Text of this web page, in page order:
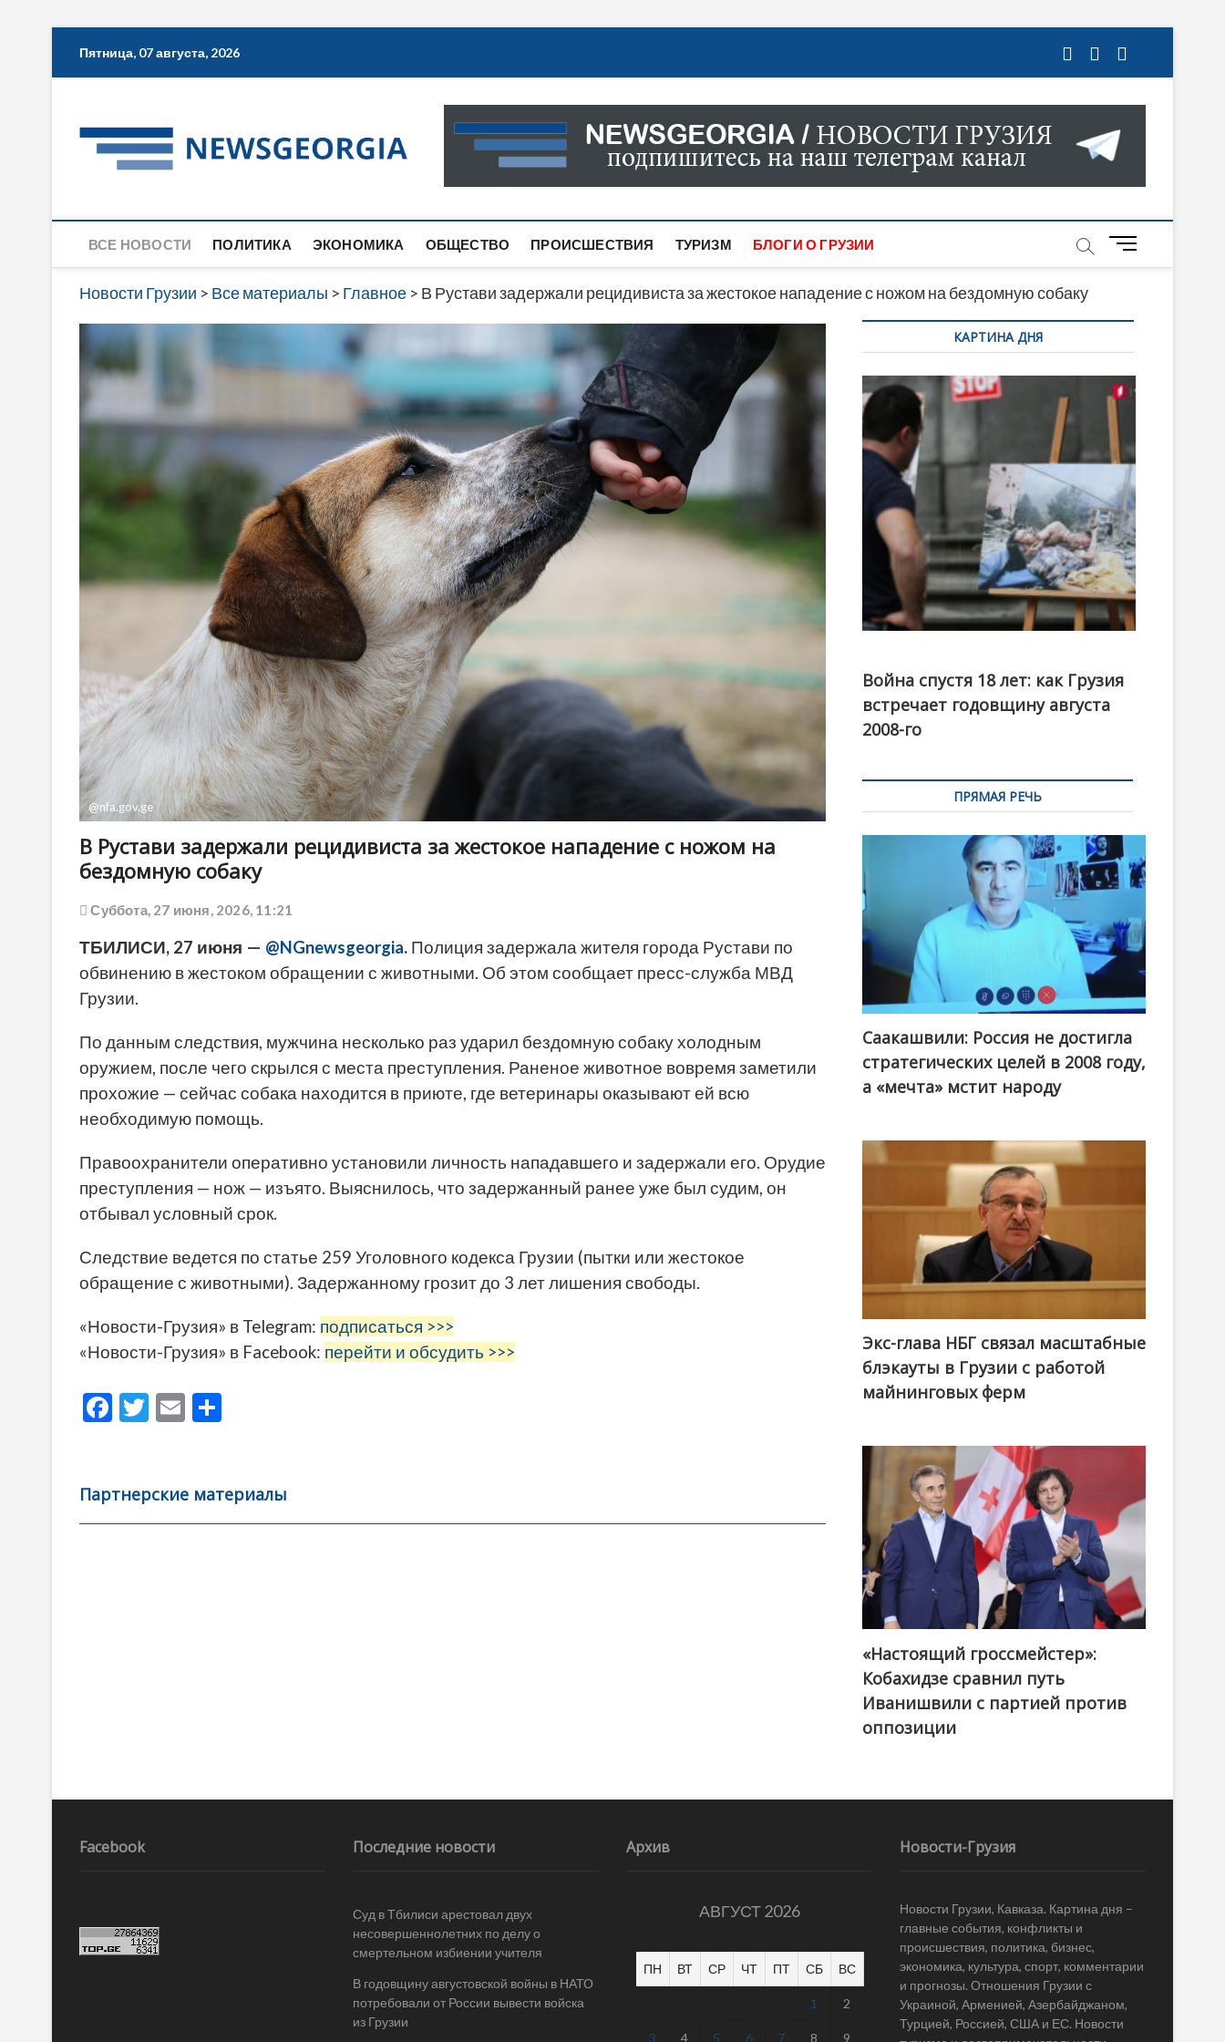
Пятница, 07 августа, 2026
Новости Грузии
САМАЯ АКТУАЛЬНАЯ ИНФОРМАЦИЯ О СОБЫТИЯХ В ГРУЗИИ. НОВОСТИ ГРУЗИИ ОНЛАЙН. НА
САЙТЕ ВЫ НАЙДЕТЕ НОВОСТИ ПОЛИТИКИ, ЭКОНОМИКИ, КУЛЬТУРЫ, СПОРТА И МНОГОЕ
ВСЕ НОВОСТИ ПОЛИТИКА ЭКОНОМИКА ОБЩЕСТВО ПРОИСШЕСТВИЯ ТУРИЗМ БЛОГИ О ГРУЗИИ
M
e
t
t
o
n
Новости Грузии > Все материалы > Главное > В Рустави задержали рецидивиста за жестокое нападение с ножом на бездомную собаку
@nfa.gov.ge
В Рустави задержали рецидивиста за жестокое нападение с ножом на
бездомную собаку
Суббота, 27 июня, 2026, 11:21
ТБИЛИСИ, 27 июня — @NGnewsgeorgia. Полиция задержала жителя города Рустави по
обвинению в жестоком обращении с животными. Об этом сообщает пресс-служба МВД
Грузии.
По данным следствия, мужчина несколько раз ударил бездомную собаку холодным
оружием, после чего скрылся с места преступления. Раненое животное вовремя заметили
прохожие — сейчас собака находится в приюте, где ветеринары оказывают ей всю
необходимую помощь.
Правоохранители оперативно установили личность нападавшего и задержали его. Орудие
преступления — нож — изъято. Выяснилось, что задержанный ранее уже был судим, он
отбывал условный срок.
Следствие ведется по статье 259 Уголовного кодекса Грузии (пытки или жестокое
обращение с животными). Задержанному грозит до 3 лет лишения свободы.
«Новости-Грузия» в Telegram: подписаться >>>
«Новости-Грузия» в Facebook: перейти и обсудить >>>
F
b
o
T
er
E
l
а
в
Партнерские материалы
КАРТИНА ДНЯ
канал
Война спустя 18 лет: как Грузия
встречает годовщину августа
2008-го
ПРЯМАЯ РЕЧЬ
Саакашвили: Россия не достигла
стратегических целей в 2008 году,
а «мечта» мстит народу
Экс-глава НБГ связал масштабные
блэкауты в Грузии с работой
майнинговых ферм
@ქართული ოცნება / Georgian Dream
«Настоящий гроссмейстер»:
Кобахидзе сравнил путь
Иванишвили с партией против
оппозиции
Facebook Последние новости
Суд в Тбилиси арестовал двух
несовершеннолетних по делу о
смертельном избиении учителя
В годовщину августовской войны в НАТО
потребовали от России вывести войска
из Грузии
Архив
АВГУСТ 2026
ПН ВТ СР ЧТ ПТ СБ ВС
1 2
3 4 5 6 7 8 9
Новости-Грузия
Новости Грузии, Кавказа. Картина дня –
главные события, конфликты и
происшествия, политика, бизнес,
экономика, культура, спорт, комментарии
и прогнозы. Отношения Грузии с
Украиной, Арменией, Азербайджаном,
Турцией, Россией, США и ЕС. Новости